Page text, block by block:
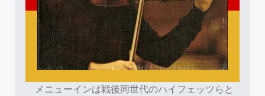
メニューインは戦後同世代のハイフェッツらと